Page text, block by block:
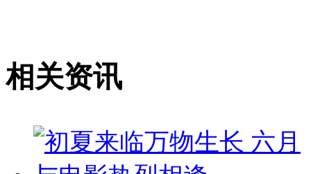
相关资讯